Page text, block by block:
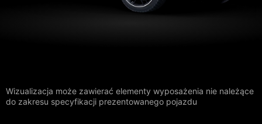
Wizualizacja może zawierać elementy wyposażenia nie należące
do zakresu specyfikacji prezentowanego pojazdu